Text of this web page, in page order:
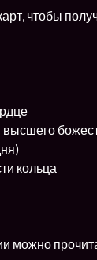
чтобы
кольца
можно